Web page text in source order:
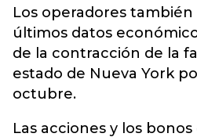
Los operadores también
últimos datos
de la contracción de la
estado de Nueva York
octubre.
Las acciones y los bonos